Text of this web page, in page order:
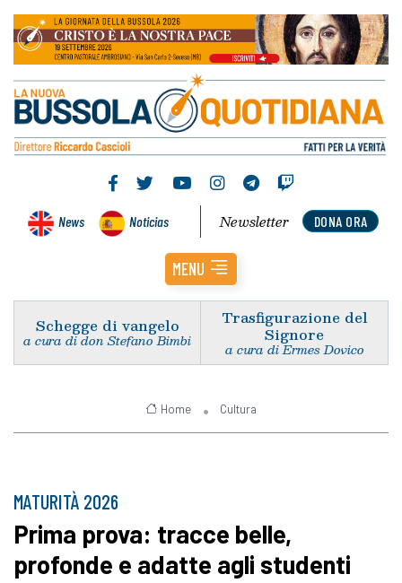
News Noticias DONA ORA
Newsletter
MENU
Schegge di vangelo
a cura di don Stefano Bimbi
Trasfigurazione del
Signore
a cura di Ermes Dovico
Home Cultura
MATURITÀ 2026
Prima prova: tracce belle,
profonde e adatte agli studenti